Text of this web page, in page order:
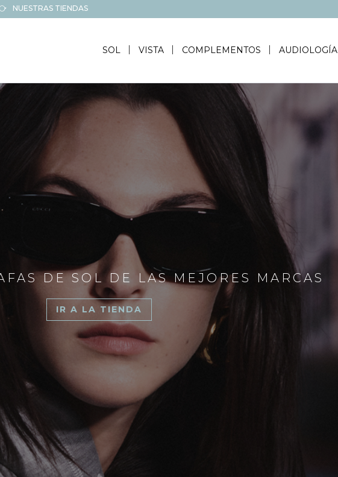
NUESTRAS TIENDAS
SOL VISTA COMPLEMENTOS AUDIOLOGÍA
DE SOL DE LAS MEJORES MARCAS
IR A LA TIENDA